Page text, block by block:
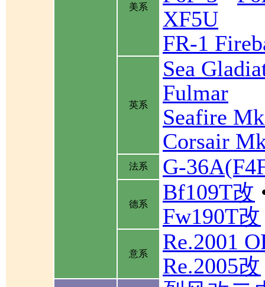
美系
XF5U
FR-1
英系
Sea
Fulmar
Seafire
Corsair
法系 G-
德系 Bf109T改
Fw190T改
意系
Re.2001
Re.2005改